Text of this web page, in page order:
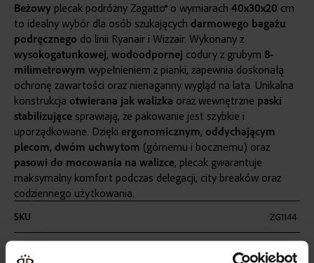
Beżowy plecak podróżny Zagatto® o wymiarach 40x30x20 cm
to idealny wybór dla osób szukających darmowego bagażu
podręcznego do linii Ryanair i Wizzair. Wykonany z
wysokogatunkowej, wodoodpornej codury z grubym 8-
milimetrowym wypełnieniem z pianki, zapewnia doskonałą
ochronę zawartości oraz nienaganny wygląd na lata. Unikalna
konstrukcja otwierana jak walizka oraz wewnętrzne paski
stabilizujące sprawiają, że pakowanie jest szybkie i
uporządkowane. Dzięki ergonomicznym, oddychającym
plecom, dwóm uchwytom (górnemu i bocznemu) oraz
pasowi do mocowania na walizce, plecak gwarantuje
maksymalny komfort podczas delegacji, city breaków oraz
codziennego użytkowania.
informacji
SKU ZG1144